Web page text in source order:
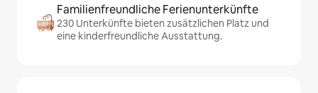
Familienfreundliche Ferienunterkünfte
230 Unterkünfte bieten zusätzlichen Platz und
eine kinderfreundliche Ausstattung.